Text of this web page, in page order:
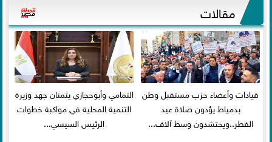
مقالات
قيادات وأعضاء حزب مستقبل وطن
بدمياط يؤدون صلاة عيد
الفطر..ويحتشدون وسط آلاف...
التمامي وأبوحجازي يثمنان جهد وزيرة
التنمية المحلية في مواكبة خطوات
الرئيس السيسي...